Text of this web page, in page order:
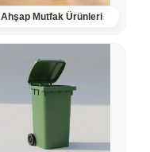
Ahşap Mutfak Ürünleri